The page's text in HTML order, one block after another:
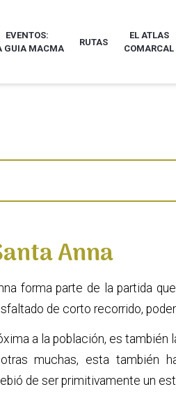
EVENTOS:
GUIA MACMA
RUTAS
EL ATLAS
COMARCAL
Anna
forma parte de la partida
de corto recorrido,
a la población, es
muchas, esta también
de ser primitivamente un